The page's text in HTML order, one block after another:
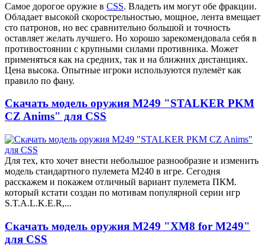
Самое дорогое оружие в CSS. Владеть им могут обе фракции.
Обладает высокой скорострельностью, мощное, лента вмещает
сто патронов, но вес сравнительно большой и точность
оставляет желать лучшего. Но хорошо зарекомендовала себя в
противостоянии с крупными силами противника. Может
применяться как на средних, так и на ближних дистанциях.
Цена высока. Опытные игроки используются пулемёт как
правило по фану.
Скачать модель оружия M249 "STALKER PKM
CZ Anims" для CSS
Для тех, кто хочет внести небольшое разнообразие и изменить
модель стандартного пулемета M240 в игре. Сегодня
расскажем и покажем отличный вариант пулемета ПКМ.
который кстати создан по мотивам популярной серии игр
S.T.A.L.K.E.R,...
Скачать модель оружия M249 "XM8 for M249"
для CSS